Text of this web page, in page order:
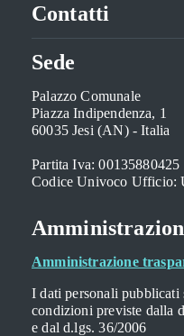
Contatti
Sede
Palazzo Comunale
Piazza Indipendenza, 1
60035 Jesi (AN) - Italia
Partita Iva: 00135880425
Codice Univoco Ufficio:
Amministrazione
I dati personali
condizioni previste dalla
e dal d.lgs. 36/2006